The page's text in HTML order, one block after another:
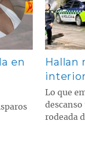
en
Hallan
Lo que
rodeada